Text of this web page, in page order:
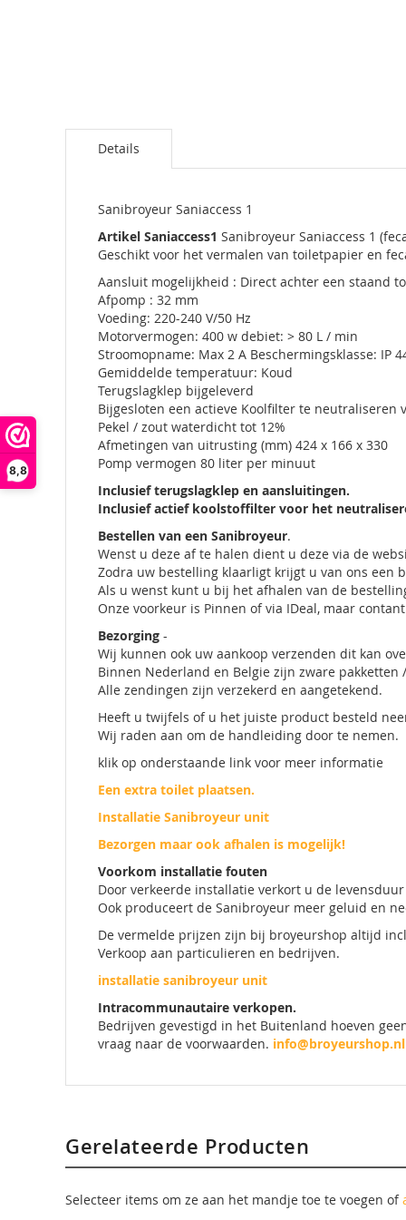
8,8
Details
Sanibroyeur Saniaccess 1
Artikel Saniaccess1 Sanibroyeur Saniaccess 1
Geschikt voor het vermalen van toiletpapier en
Aansluit mogelijkheid : Direct achter een staand
Afpomp : 32 mm
Voeding: 220-240 V/50 Hz
Motorvermogen: 400 w debiet: > 80 L / min
Stroomopname: Max 2 A Beschermingsklasse: IP
Gemiddelde temperatuur: Koud
Terugslagklep bijgeleverd
Bijgesloten een actieve Koolfilter te neutraliseren
Pekel / zout waterdicht tot 12%
Afmetingen van uitrusting (mm) 424 x 166 x 330
Pomp vermogen 80 liter per minuut
Inclusief terugslagklep en aansluitingen.
Inclusief actief koolstoffilter voor het
Bestellen van een Sanibroyeur.
Wenst u deze af te halen dient u deze via de
Zodra uw bestelling klaarligt krijgt u van ons een
Als u wenst kunt u bij het afhalen van de
Onze voorkeur is Pinnen of via IDeal, maar
Bezorging -
Wij kunnen ook uw aankoop verzenden dit kan
Binnen Nederland en Belgie zijn zware pakketten
Alle zendingen zijn verzekerd en aangetekend.
Heeft u twijfels of u het juiste product besteld
Wij raden aan om de handleiding door te nemen.
klik op onderstaande link voor meer informatie
Een extra toilet plaatsen.
Installatie Sanibroyeur unit
Bezorgen maar ook afhalen is mogelijk!
Voorkom installatie fouten
Door verkeerde installatie verkort u de
Ook produceert de Sanibroyeur meer geluid en
De vermelde prijzen zijn bij broyeurshop altijd
Verkoop aan particulieren en bedrijven.
installatie sanibroyeur unit
Intracommunautaire verkopen.
Bedrijven gevestigd in het Buitenland hoeven
vraag naar de voorwaarden. info@broyeurshop.nl
Gerelateerde Producten
Selecteer items om ze aan het mandje toe te voegen of